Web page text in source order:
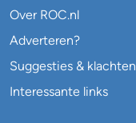
Over ROC.nl
Adverteren?
Suggesties & klachten
Interessante links